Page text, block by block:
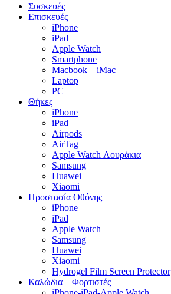
Close
Menu
Συσκευές
Επισκευές
iPhone
iPad
Apple Watch
Smartphone
Macbook – iMac
Laptop
PC
Θήκες
iPhone
iPad
Airpods
AirTag
Apple Watch Λουράκια
Samsung
Huawei
Xiaomi
Προστασία Οθόνης
iPhone
iPad
Apple Watch
Samsung
Huawei
Xiaomi
Hydrogel Film Screen Protector
Καλώδια – Φορτιστές